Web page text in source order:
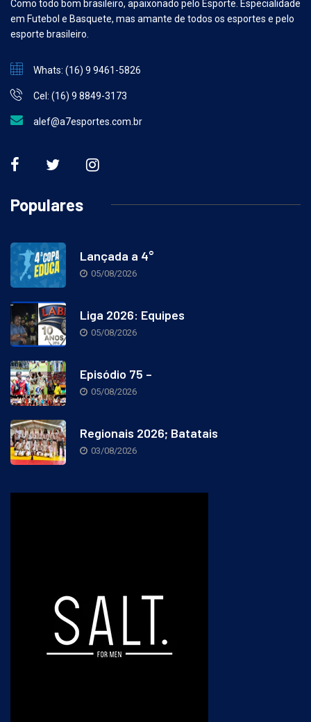
Como todo bom brasileiro, apaixonado pelo Esporte. Especialidade
em Futebol e Basquete, mas amante de todos os esportes e pelo
esporte brasileiro.
Whats: (16) 9 9461-5826
Cel: (16) 9 8849-3173
alef@a7esportes.com.br
Populares
Lançada a 4°
05/08/2026
Liga 2026: Equipes
05/08/2026
Episódio 75 –
05/08/2026
Regionais 2026; Batatais
03/08/2026